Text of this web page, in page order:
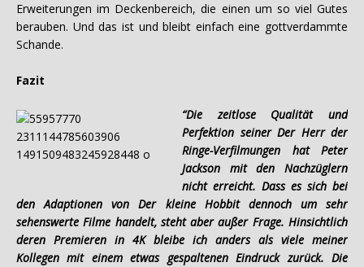
Erweiterungen im Deckenbereich, die einen um so viel Gutes
berauben. Und das ist und bleibt einfach eine gottverdammte
Schande.
Fazit
“Die zeitlose Qualität und
Perfektion seiner Der Herr der
Ringe-Verfilmungen hat Peter
Jackson mit den Nachzüglern
nicht erreicht. Dass es sich bei
den Adaptionen von Der kleine Hobbit dennoch um sehr
sehenswerte Filme handelt, steht aber außer Frage. Hinsichtlich
deren Premieren in 4K bleibe ich anders als viele meiner
Kollegen mit einem etwas gespaltenen Eindruck zurück. Die